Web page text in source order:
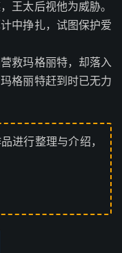
王太后视他为威胁。
中挣扎，试图保护爱
救玛格丽特，却落入
格丽特赶到时已无力
进行整理与介绍，